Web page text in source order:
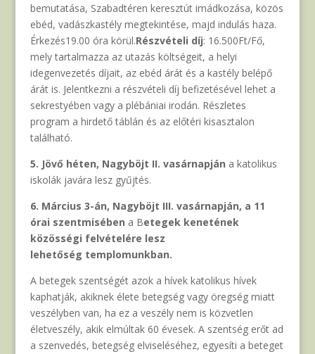
bemutatása, Szabadtéren keresztút imádkozása, közös
ebéd, vadászkastély megtekintése, majd indulás haza.
Érkezés19.00 óra körül.Részvételi díj: 16.500Ft/Fő,
mely tartalmazza az utazás költségeit, a helyi
idegenvezetés díjait, az ebéd árát és a kastély belépő
árát is. Jelentkezni a részvételi díj befizetésével lehet a
sekrestyében vagy a plébániai irodán. Részletes
program a hirdető táblán és az előtéri kisasztalon
található.
5. Jövő héten, Nagyböjt II. vasárnapján a katolikus
iskolák javára lesz gyűjtés.
6. Március 3-án, Nagyböjt III. vasárnapján, a 11
órai szentmisében a Betegek kenetének
közösségi felvételére lesz
lehetőség templomunkban.
A betegek szentségét azok a hívek katolikus hívek
kaphatják, akiknek élete betegség vagy öregség miatt
veszélyben van, ha ez a veszély nem is közvetlen
életveszély, akik elmúltak 60 évesek. A szentség erőt ad
a szenvedés, betegség elviseléséhez, egyesíti a beteget